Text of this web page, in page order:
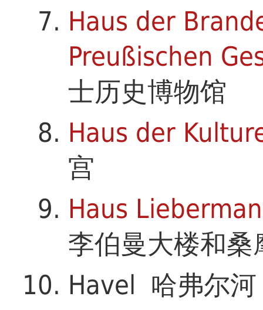
Haus der
Preußischen
士历史博物馆
Haus der
宫
Haus
李伯曼大楼和桑
Havel 哈弗尔河